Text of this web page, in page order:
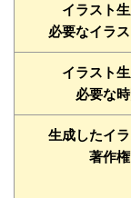
イラスト
必要なイラ
イラスト
必要な
生成したイ
著作権